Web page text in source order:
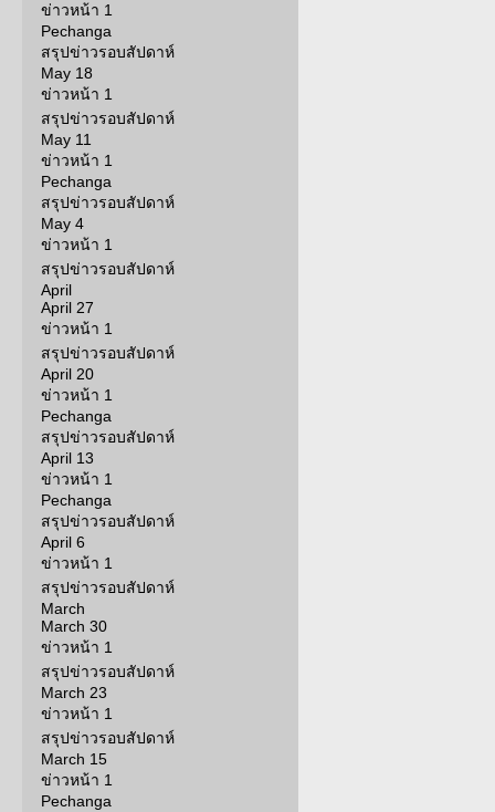
ข่าวหน้า 1
Pechanga
สรุปข่าวรอบสัปดาห์
May 18
ข่าวหน้า 1
สรุปข่าวรอบสัปดาห์
May 11
ข่าวหน้า 1
Pechanga
สรุปข่าวรอบสัปดาห์
May 4
ข่าวหน้า 1
สรุปข่าวรอบสัปดาห์
April
April 27
ข่าวหน้า 1
สรุปข่าวรอบสัปดาห์
April 20
ข่าวหน้า 1
Pechanga
สรุปข่าวรอบสัปดาห์
April 13
ข่าวหน้า 1
Pechanga
สรุปข่าวรอบสัปดาห์
April 6
ข่าวหน้า 1
สรุปข่าวรอบสัปดาห์
March
March 30
ข่าวหน้า 1
สรุปข่าวรอบสัปดาห์
March 23
ข่าวหน้า 1
สรุปข่าวรอบสัปดาห์
March 15
ข่าวหน้า 1
Pechanga